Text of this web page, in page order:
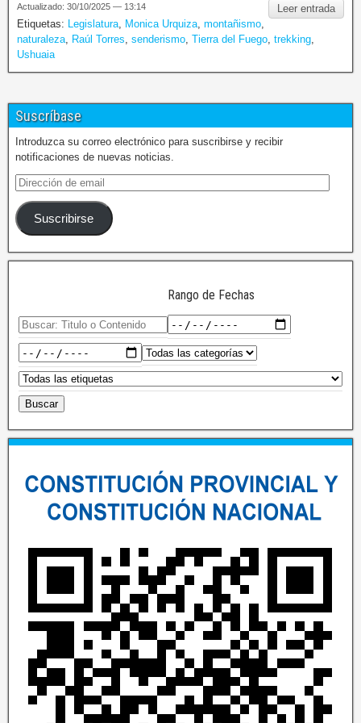
Leer entrada
Actualizado: 30/10/2025 — 13:14
Etiquetas: Legislatura Monica Urquiza montañismo
naturaleza
Raúl Torres senderismo Tierra del Fuego trekking
Ushuaia
Suscríbase
Introduzca su correo electrónico para suscribirse y recibir
notificaciones de nuevas noticias.
Suscribirse
Rango de Fechas